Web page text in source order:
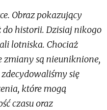
Obraz pokazujący
historii. Dzisiaj nikogo
lotniska. Chociaż
zmiany są nieuniknione,
się
które mogą
czasu oraz